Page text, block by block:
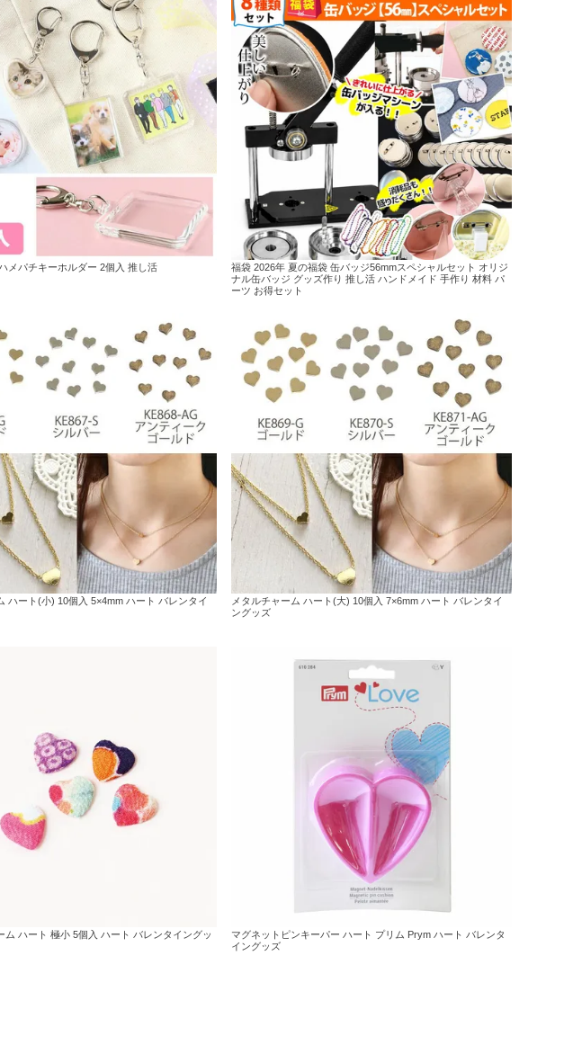
メパチキーホルダー 2個入 推し活
福袋 2026年 夏の福袋 缶バッジ56mmスペシャルセット オリジ
ナル缶バッジ グッズ作り 推し活 ハンドメイド 手作り 材料 パ
ーツ お得セット
ハート(小) 10個入 5×4mm ハート バレンタイ
メタルチャーム ハート(大) 10個入 7×6mm ハート バレンタイ
ングッズ
ム ハート 極小 5個入 ハート バレンタイングッ
マグネットピンキーパー ハート プリム Prym ハート バレンタ
イングッズ